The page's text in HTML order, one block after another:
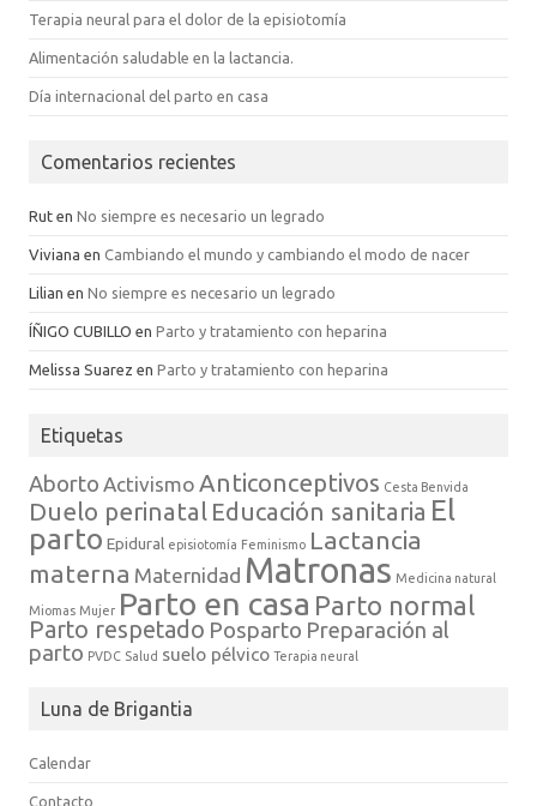
Terapia neural para el dolor de la episiotomía
Alimentación saludable en la lactancia.
Día internacional del parto en casa
Comentarios recientes
Rut en No siempre es necesario un legrado
Viviana en Cambiando el mundo y cambiando el modo de nacer
Lilian en No siempre es necesario un legrado
ÍÑIGO CUBILLO en Parto y tratamiento con heparina
Melissa Suarez en Parto y tratamiento con heparina
Etiquetas
Aborto Activismo Anticonceptivos Cesta Benvida
Duelo perinatal Educación sanitaria El
parto Epidural episiotomía Feminismo Lactancia
materna Maternidad Matronas Medicina natural
Miomas Mujer Parto en casa Parto normal
Parto respetado Posparto Preparación al
parto PVDC Salud suelo pélvico Terapia neural
Luna de Brigantia
Calendar
Contacto